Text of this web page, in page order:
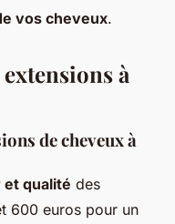
vos cheveux.
à
de cheveux à
et qualité des
600 euros pour un